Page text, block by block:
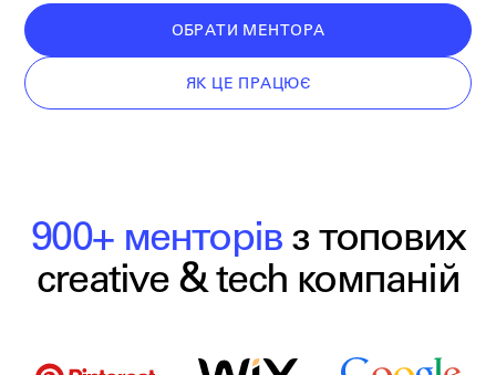
ОБРАТИ МЕНТОРА
ЯК ЦЕ ПРАЦЮЄ
900+ менторів з топових
creative & tech компаній